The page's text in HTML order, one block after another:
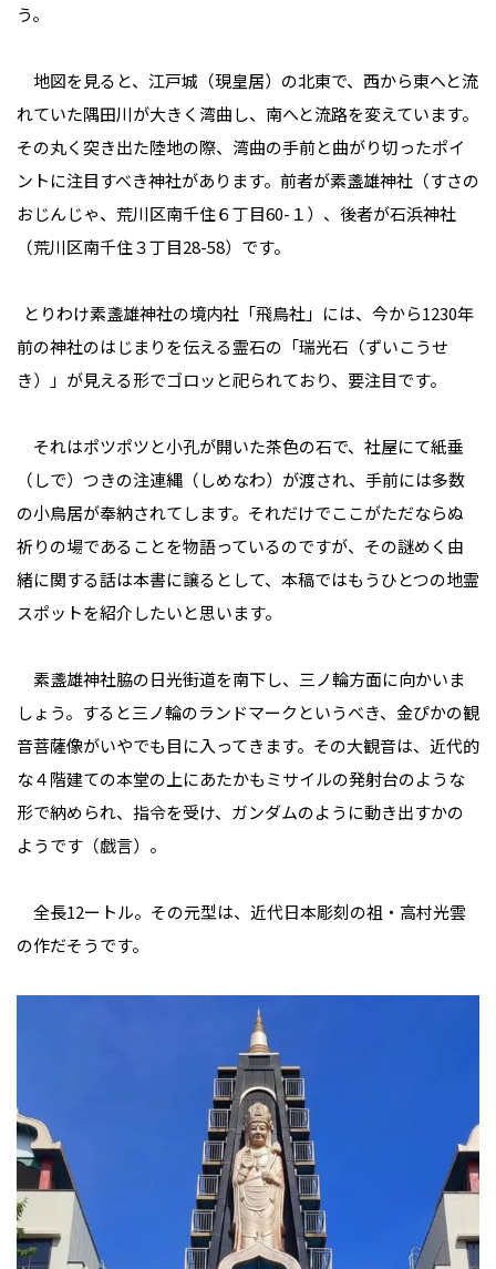
う。
地図を見ると、江戸城（現皇居）の北東で、西から東へと流
れていた隅田川が大きく湾曲し、南へと流路を変えています。
その丸く突き出た陸地の際、湾曲の手前と曲がり切ったポイ
ントに注目すべき神社があります。前者が素盞雄神社（すさの
おじんじゃ、荒川区南千住６丁目60-１）、後者が石浜神社
（荒川区南千住３丁目28-58）です。
とりわけ素盞雄神社の境内社「飛鳥社」には、今から1230年
前の神社のはじまりを伝える霊石の「瑞光石（ずいこうせ
き）」が見える形でゴロッと祀られており、要注目です。
それはポツポツと小孔が開いた茶色の石で、社屋にて紙垂
（しで）つきの注連縄（しめなわ）が渡され、手前には多数
の小鳥居が奉納されてします。それだけでここがただならぬ
祈りの場であることを物語っているのですが、その謎めく由
緒に関する話は本書に譲るとして、本稿ではもうひとつの地霊
スポットを紹介したいと思います。
素盞雄神社脇の日光街道を南下し、三ノ輪方面に向かいま
しょう。すると三ノ輪のランドマークというべき、金ぴかの観
音菩薩像がいやでも目に入ってきます。その大観音は、近代的
な４階建ての本堂の上にあたかもミサイルの発射台のような
形で納められ、指令を受け、ガンダムのように動き出すかの
ようです（戯言）。
全長12ートル。その元型は、近代日本彫刻の祖・高村光雲
の作だそうです。